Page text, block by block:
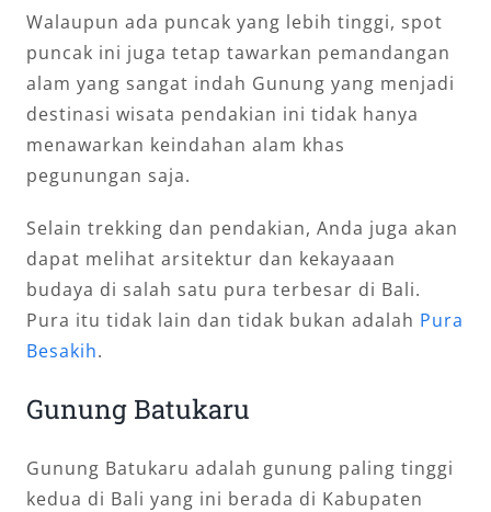
Walaupun ada puncak yang lebih tinggi, spot
puncak ini juga tetap tawarkan pemandangan
alam yang sangat indah Gunung yang menjadi
destinasi wisata pendakian ini tidak hanya
menawarkan keindahan alam khas
pegunungan saja.
Selain trekking dan pendakian, Anda juga akan
dapat melihat arsitektur dan kekayaaan
budaya di salah satu pura terbesar di Bali.
Pura itu tidak lain dan tidak bukan adalah Pura
Besakih.
Gunung Batukaru
Gunung Batukaru adalah gunung paling tinggi
kedua di Bali yang ini berada di Kabupaten